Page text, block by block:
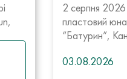
2 серпня 2026
пластовий
“Батурин”,
03.08.2026